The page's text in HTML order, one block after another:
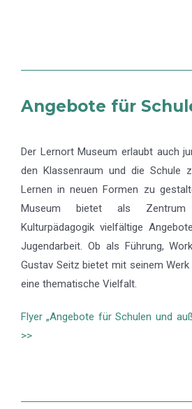
Angebote für
Der Lernort Museum erlaubt auch
den Klassenraum und die Schule
Lernen in neuen Formen zu
Museum bietet als
Kulturpädagogik vielfältige
Jugendarbeit. Ob als Führung,
Gustav Seitz bietet mit seinem
eine thematische Vielfalt.
Flyer „Angebote für Schulen und
>>